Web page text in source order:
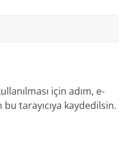
için adım, e-
tarayıcıya kaydedilsin.